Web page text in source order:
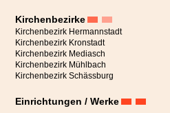
Kirchenbezirke
Kirchenbezirk Hermannstadt
Kirchenbezirk Kronstadt
Kirchenbezirk Mediasch
Kirchenbezirk Mühlbach
Kirchenbezirk Schässburg
Einrichtungen / Werke